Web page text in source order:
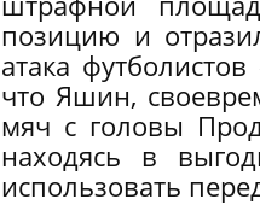
позицию и
атака
что Яшин,
мяч с головы
находясь в
использовать